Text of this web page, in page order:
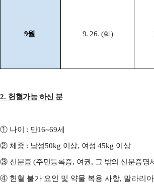
9월 9. 26. (화)
2. 헌혈가능 하신 분
① 나이 : 만16~69세
② 체중 : 남성50kg 이상, 여성45kg 이상
③ 신분증(주민등록증, 여권, 그 밖의 신분증명
④ 헌혈 불가 요인 및 약물 복용 사항, 말라리